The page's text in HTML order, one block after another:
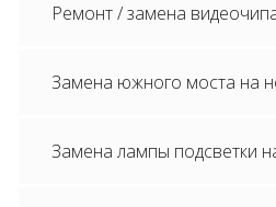
Ремонт / замена
Замена южного моста на
Замена лампы подсветки